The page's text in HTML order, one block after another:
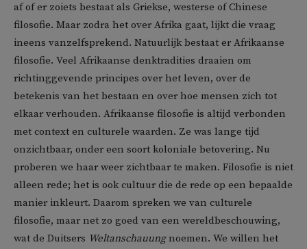
af of er zoiets bestaat als Griekse, westerse of Chinese
filosofie. Maar zodra het over Afrika gaat, lijkt die vraag
ineens vanzelfsprekend. Natuurlijk bestaat er Afrikaanse
filosofie. Veel Afrikaanse denktradities draaien om
richtinggevende principes over het leven, over de
betekenis van het bestaan en over hoe mensen zich tot
elkaar verhouden. Afrikaanse filosofie is altijd verbonden
met context en culturele waarden. Ze was lange tijd
onzichtbaar, onder een soort koloniale betovering. Nu
proberen we haar weer zichtbaar te maken. Filosofie is niet
alleen rede; het is ook cultuur die de rede op een bepaalde
manier inkleurt. Daarom spreken we van culturele
filosofie, maar net zo goed van een wereldbeschouwing,
wat de Duitsers Weltanschauungnoemen. We willen het